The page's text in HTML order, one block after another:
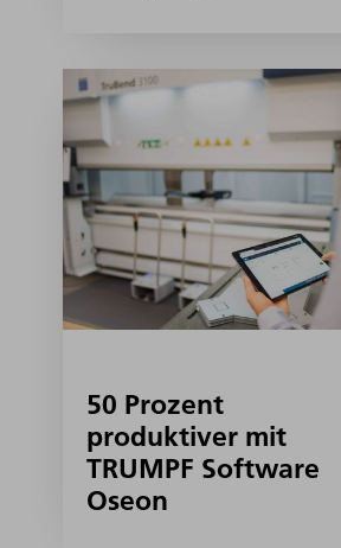
50 Prozent
produktiver mit
TRUMPF Software
Oseon